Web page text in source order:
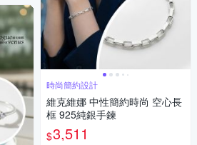
時尚簡約設計
維克維娜 中性簡約時尚 空心長
框 925純銀手鍊
$3,511